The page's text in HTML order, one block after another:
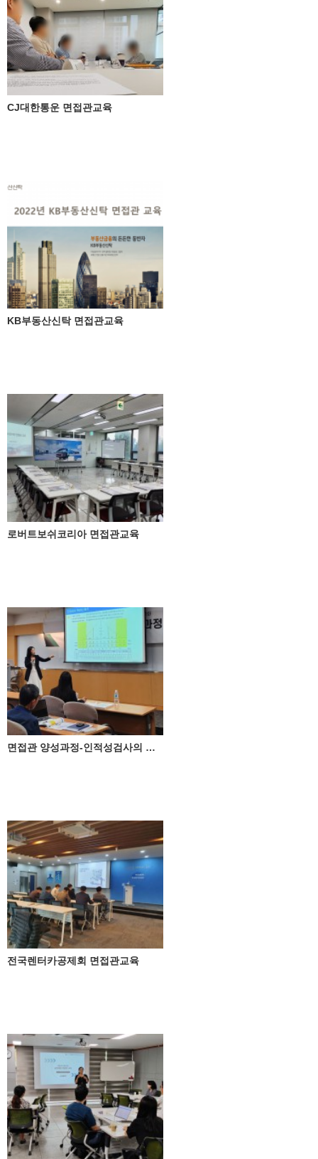
CJ대한통운 면접관교육
KB부동산신탁 면접관교육
로버트보쉬코리아 면접관교육
면접관 양성과정-인적성검사의 올바른 활용
전국렌터카공제회 면접관교육